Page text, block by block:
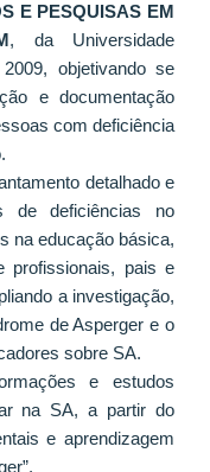
E PESQUISAS EM
, da Universidade
objetivando se
e documentação
com deficiência
detalhado e
de deficiências no
na educação básica,
profissionais, pais e
a investigação,
de Asperger e o
sobre SA.
e estudos
na SA, a partir do
e aprendizagem